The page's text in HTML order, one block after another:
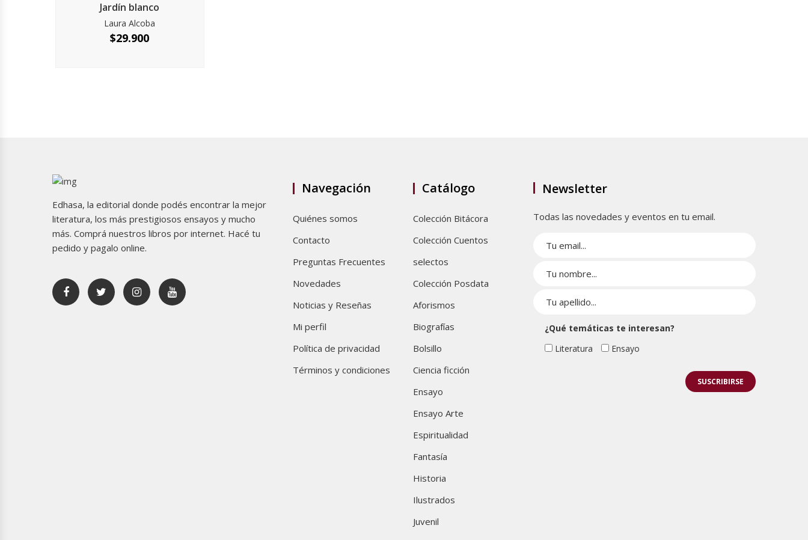
Jardín blanco
Laura Alcoba
$29.900
Edhasa, la editorial donde podés encontrar la mejor
literatura, los más prestigiosos ensayos y mucho
más. Comprá nuestros libros por internet. Hacé tu
pedido y pagalo online.
Navegación
Quiénes somos
Contacto
Preguntas Frecuentes
Novedades
Noticias y Reseñas
Mi perfil
Política de privacidad
Términos y condiciones
Catálogo
Colección Bitácora
Colección Cuentos
selectos
Colección Posdata
Aforismos
Biografías
Bolsillo
Ciencia ficción
Ensayo
Ensayo Arte
Espiritualidad
Fantasía
Historia
Ilustrados
Juvenil
Newsletter
Todas las novedades y eventos en tu email.
¿Qué temáticas te interesan?
Literatura
Ensayo